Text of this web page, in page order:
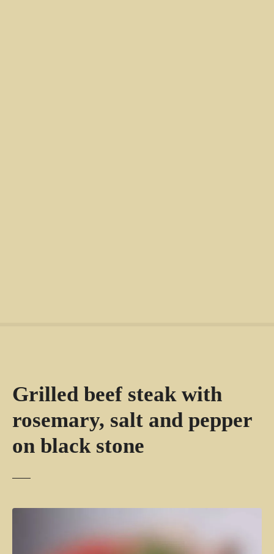
Grilled beef steak with
rosemary, salt and pepper
on black stone